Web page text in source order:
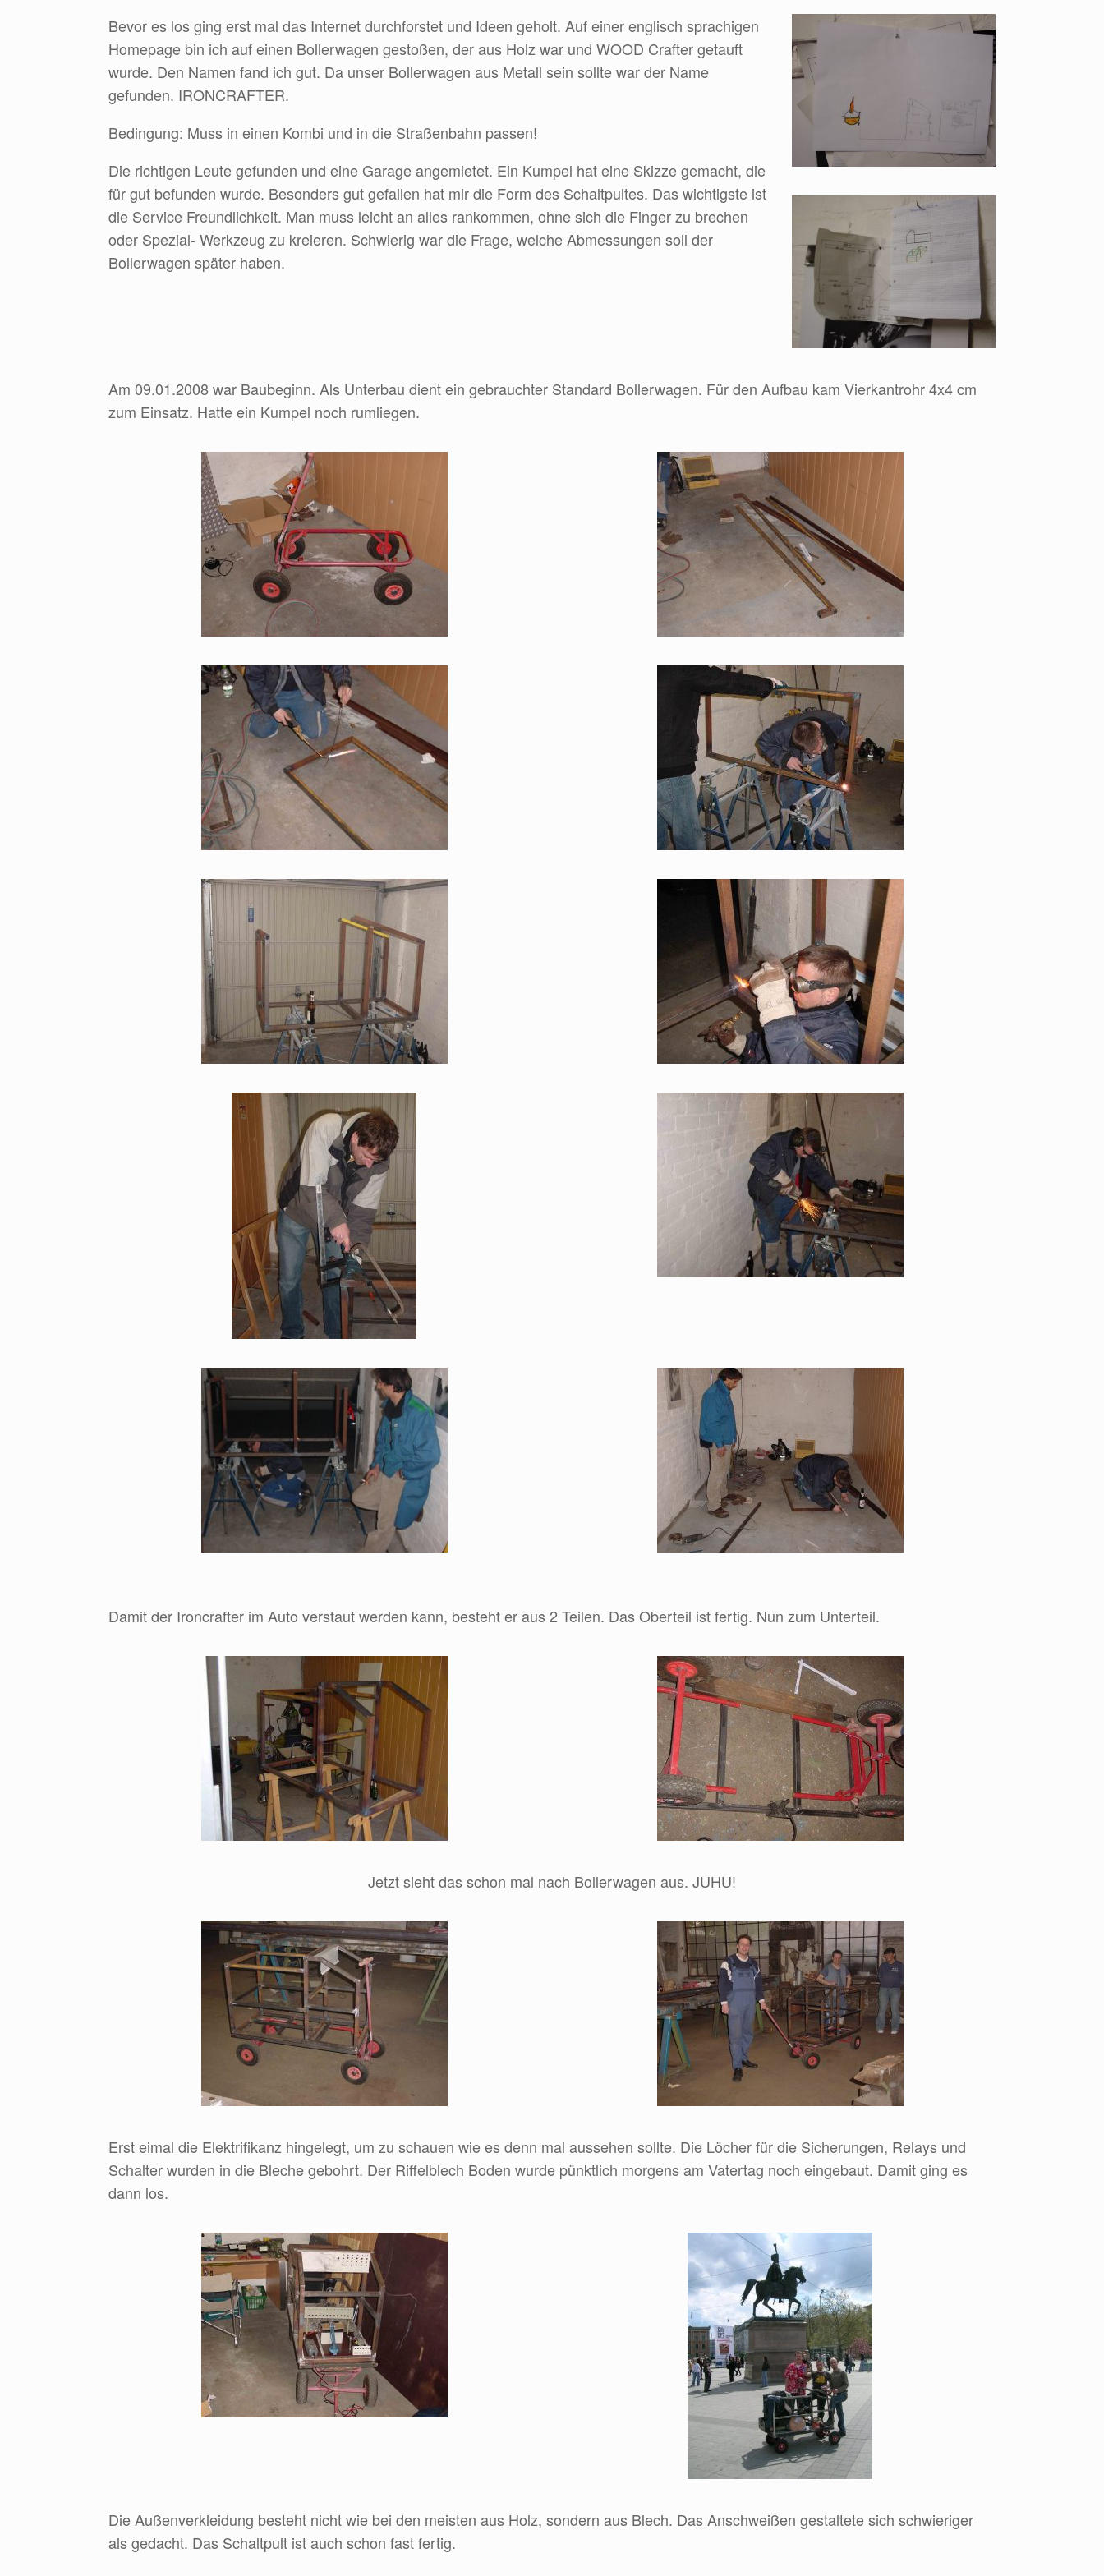
Bevor es los ging erst mal das Internet durchforstet und Ideen geholt. Auf einer englisch sprachigen
Homepage bin ich auf einen Bollerwagen gestoßen, der aus Holz war und WOOD Crafter getauft
wurde. Den Namen fand ich gut. Da unser Bollerwagen aus Metall sein sollte war der Name
gefunden. IRONCRAFTER.
Bedingung: Muss in einen Kombi und in die Straßenbahn passen!
Die richtigen Leute gefunden und eine Garage angemietet. Ein Kumpel hat eine Skizze gemacht, die
für gut befunden wurde. Besonders gut gefallen hat mir die Form des Schaltpultes. Das wichtigste ist
die Service Freundlichkeit. Man muss leicht an alles rankommen, ohne sich die Finger zu brechen
oder Spezial- Werkzeug zu kreieren. Schwierig war die Frage, welche Abmessungen soll der
Bollerwagen später haben.
Am 09.01.2008 war Baubeginn. Als Unterbau dient ein gebrauchter Standard Bollerwagen. Für den Aufbau kam Vierkantrohr 4x4 cm
zum Einsatz. Hatte ein Kumpel noch rumliegen.
Damit der Ironcrafter im Auto verstaut werden kann, besteht er aus 2 Teilen. Das Oberteil ist fertig. Nun zum Unterteil.
Jetzt sieht das schon mal nach Bollerwagen aus. JUHU!
Erst eimal die Elektrifikanz hingelegt, um zu schauen wie es denn mal aussehen sollte. Die Löcher für die Sicherungen, Relays und
Schalter wurden in die Bleche gebohrt. Der Riffelblech Boden wurde pünktlich morgens am Vatertag noch eingebaut. Damit ging es
dann los.
Die Außenverkleidung besteht nicht wie bei den meisten aus Holz, sondern aus Blech. Das Anschweißen gestaltete sich schwieriger
als gedacht. Das Schaltpult ist auch schon fast fertig.